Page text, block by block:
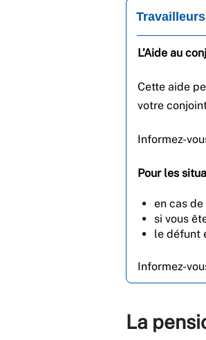
L’Aide au
Cette aide
votre
Informez-
Pour les
en cas
si vous
le défunt
Informez-
La